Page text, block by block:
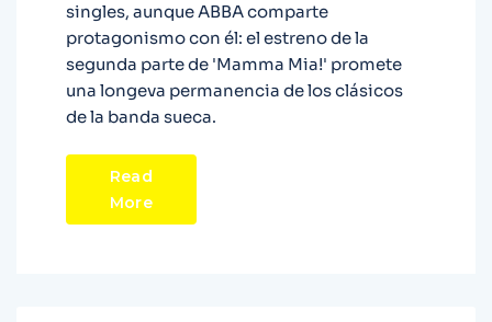
singles, aunque ABBA comparte
protagonismo con él: el estreno de la
segunda parte de 'Mamma Mia!' promete
una longeva permanencia de los clásicos
de la banda sueca.
Read
More